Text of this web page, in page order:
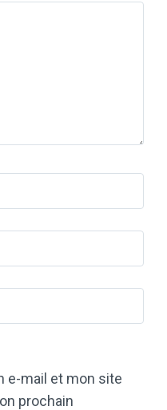
e-mail et mon site
prochain